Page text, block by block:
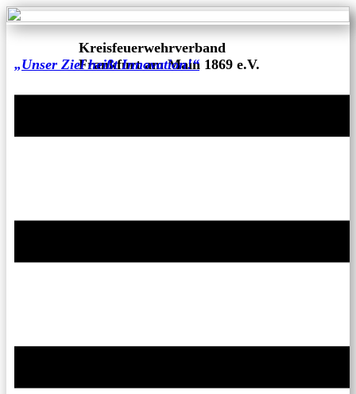
Kreisfeuerwehrverband
Frankfurt am Main 1869 e.V.
„Unser Ziel heißt Innovation!“